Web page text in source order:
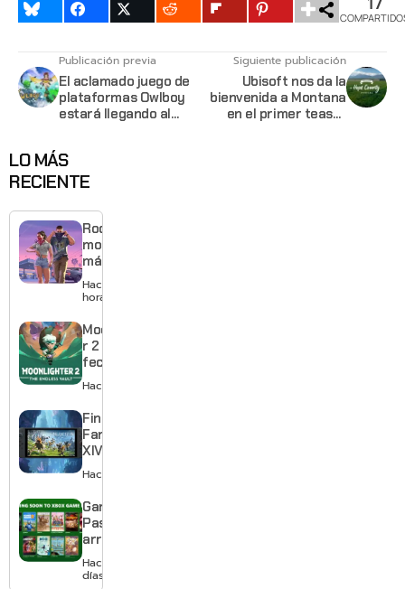
Publicación previa
El aclamado juego de
plataformas Owlboy
estará llegando al
Siguiente publicación
Ubisoft nos da la
bienvenida a Montana
en el primer teaser
LO MÁS
RECIENTE
Rockstar
mostrará
más de
GTA 6 en
agosto
estreno
anticipado
en Netflix
Hace 10
horas
Moonlighte
r 2 ya tiene
fecha y
puedes
quedarte
gratis con
el primero
Hace 2 días
Final
Fantasy
XIV llega a
Switch 2 y
te deja
jugar un
mes sin
pagar
suscripción
Hace 3 días
Game
Pass
arranca
agosto
con
Hace 3
días